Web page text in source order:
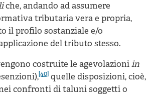
che, andando ad assumere
tributaria vera e propria,
il profilo sostanziale e/o
del tributo stesso.
costruite le agevolazioniin
[40] quelle disposizioni, cioè,
confronti di taluni soggetti o